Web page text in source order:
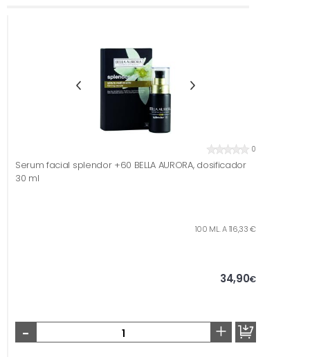
0
Serum facial splendor +60 BELLA AURORA, dosificador
30 ml
100 ML. A 116,33 €
34,90€
- +